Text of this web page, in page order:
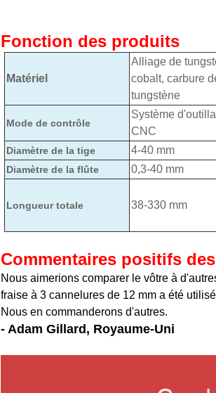
Fonction des produits
Matériel
Alliage de
cobalt, carbure
tungstène
Mode de contrôle
Système
CNC
Diamètre de la tige 4-40 mm
Diamètre de la flûte 0,3-40 mm
Longueur totale 38-330 mm
Commentaires positifs
Nous aimerions comparer le vôtre à
fraise à 3 cannelures de 12 mm a été
Nous en commanderons d'autres.
- Adam Gillard, Royaume-Uni